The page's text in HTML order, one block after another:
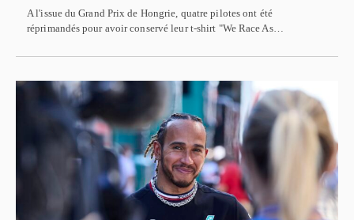
A l'issue du Grand Prix de Hongrie, quatre pilotes ont été
réprimandés pour avoir conservé leur t-shirt "We Race As…